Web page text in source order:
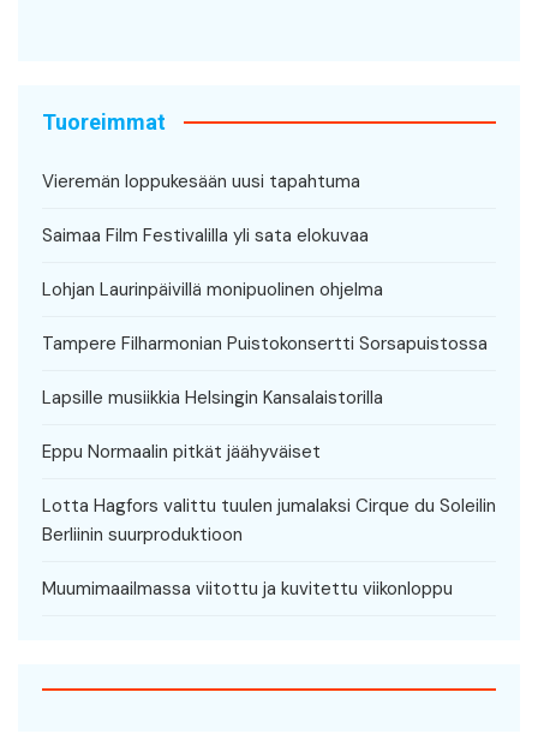
Tuoreimmat
Vieremän loppukesään uusi tapahtuma
Saimaa Film Festivalilla yli sata elokuvaa
Lohjan Laurinpäivillä monipuolinen ohjelma
Tampere Filharmonian Puistokonsertti Sorsapuistossa
Lapsille musiikkia Helsingin Kansalaistorilla
Eppu Normaalin pitkät jäähyväiset
Lotta Hagfors valittu tuulen jumalaksi Cirque du Soleilin
Berliinin suurproduktioon
Muumimaailmassa viitottu ja kuvitettu viikonloppu